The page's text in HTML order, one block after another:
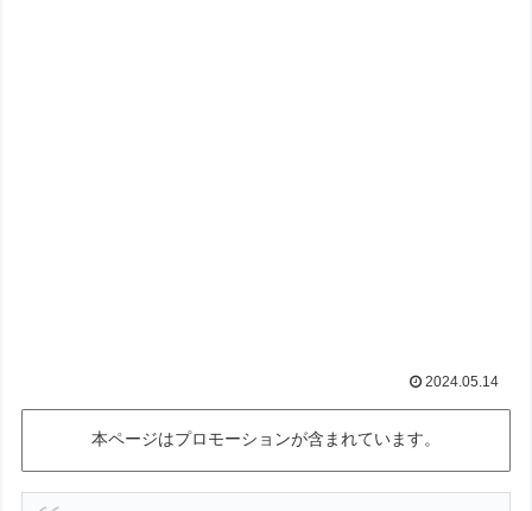
2024.05.14
本ページはプロモーションが含まれています。